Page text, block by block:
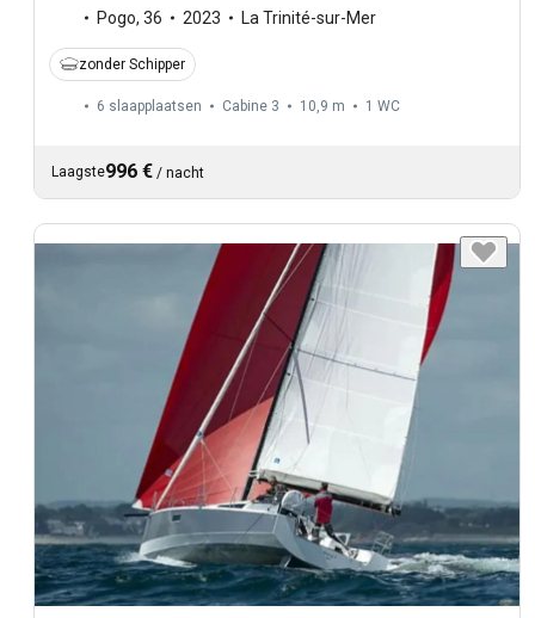
Pogo, 36 2023 La Trinité-sur-Mer
zonder Schipper
6 slaapplaatsen Cabine 3 10,9 m 1 WC
Laagste996 € / nacht